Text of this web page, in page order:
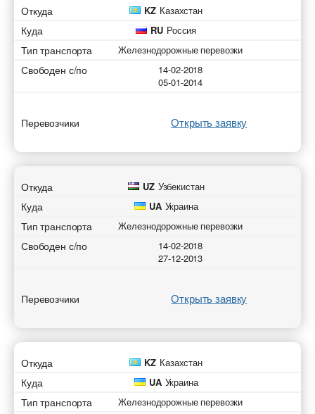
Откуда KZ Казахстан
Куда RU Россия
Тип транспорта Железнодорожные перевозки
Свободен с/по
14-02-2018
05-01-2014
Перевозчики Открыть заявку
Откуда UZ Узбекистан
Куда UA Украина
Тип транспорта Железнодорожные перевозки
Свободен с/по
14-02-2018
27-12-2013
Перевозчики Открыть заявку
Откуда KZ Казахстан
Куда UA Украина
Тип транспорта Железнодорожные перевозки